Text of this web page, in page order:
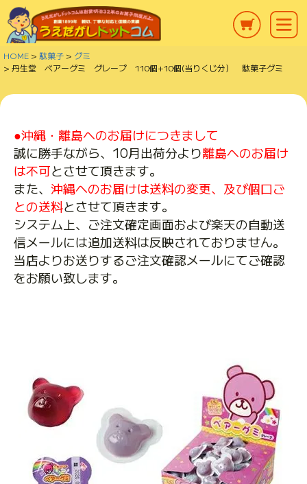
HOME 駄菓子
グミ
丹生堂 ベアーグミ グレープ 110個+10個(当りくじ分） 駄菓子グミ
●沖縄・離島へのお届けにつきまして
誠に勝手ながら、10月出荷分より離島へのお届け
は不可とさせて頂きます。
また、 沖縄へのお届けは送料の変更、及び個口ご
との送料とさせて頂きます。
システム上、ご注文確定画面および楽天の自動送
信メールには追加送料は反映されておりません。
当店よりお送りするご注文確認メールにてご確認
をお願い致します。